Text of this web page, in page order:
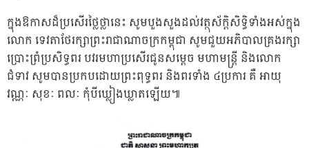
ក្នុងឱកាសដ៏ប្រសើរថ្លៃថ្លានេះ សូមបួងសួងដល់វត្ថុស័ក្តិសិទ្ធិទាំងអស់ក្នុង
លោក ទេវតាថែរក្សាព្រះរាជាណាចក្រកម្ពុជា សូមជួយអភិបាលគ្រងរក្សា
ប្រោះព្រំប្រសិទ្ធពរ បវរមហាប្រសើរជូនសម្ដេច មហាមន្រ្តី និងលោក
ជំទាវ សូមបានប្រកបដោយព្រះពុទ្ធពរ និងពរទាំង ៤ប្រការ គឺ អាយុ
វណ្ណៈ សុខៈ ពលៈ កុំបីឃ្លៀងឃ្លាតឡើយ៕